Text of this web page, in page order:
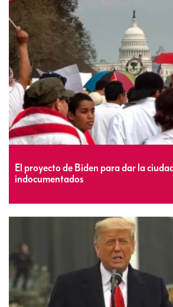
El proyecto de Biden para dar la
indocumentados